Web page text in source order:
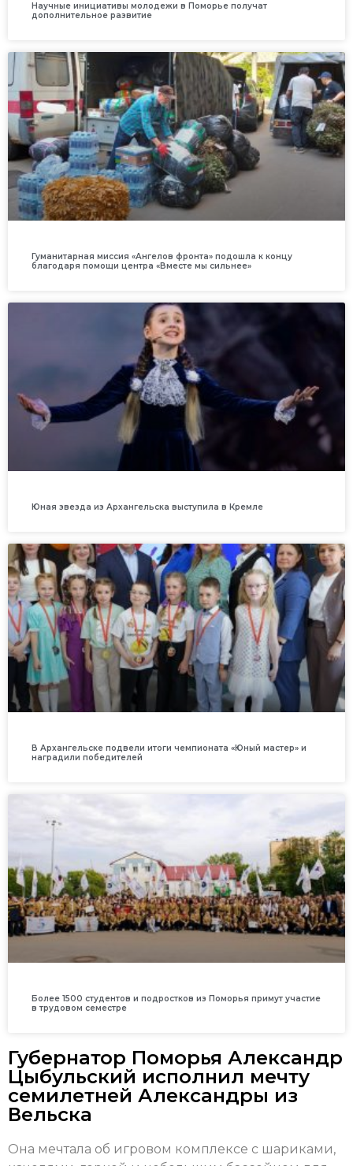
Научные инициативы молодежи в Поморье получат
дополнительное развитие
Гуманитарная миссия «Ангелов фронта» подошла к концу
благодаря помощи центра «Вместе мы сильнее»
Юная звезда из Архангельска выступила в Кремле
В Архангельске подвели итоги чемпионата «Юный мастер» и
наградили победителей
Более 1500 студентов и подростков из Поморья примут участие
в трудовом семестре
Губернатор Поморья Александр
Цыбульский исполнил мечту
семилетней Александры из
Вельска
Она мечтала об игровом комплексе с шариками,